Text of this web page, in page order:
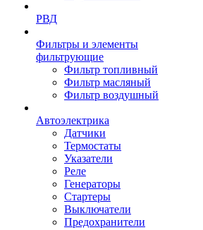
РВД
Фильтры и элементы
фильтрующие
Фильтр топливный
Фильтр масляный
Фильтр воздушный
Автоэлектрика
Датчики
Термостаты
Указатели
Реле
Генераторы
Стартеры
Выключатели
Предохранители